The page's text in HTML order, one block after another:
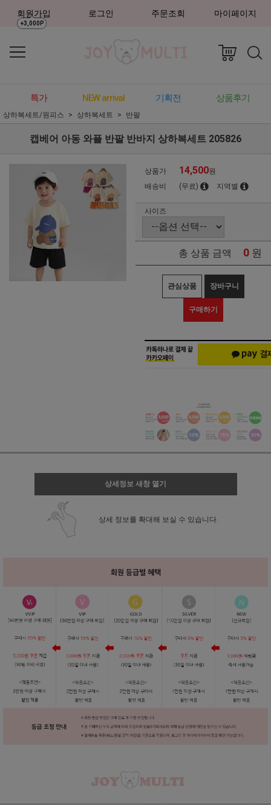
회원가입
+3,000P
로그인 주문조회 마이페이지
특가 NEW arrival 기획전 상품후기
상하복세트/원피스 상하복세트 반팔
캡베어 아동 와플 반팔 반바지 상하복세트 205826
상품가 14,500원
배송비
(무료) 지역별
사이즈
총 상품 금액 0 원
관심상품 장바구니
구매하기
상세정보 새창 열기
상세 정보를 확대해 보실 수 있습니다.